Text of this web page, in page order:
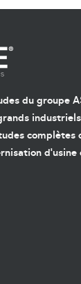
du groupe
complètes
d'usine